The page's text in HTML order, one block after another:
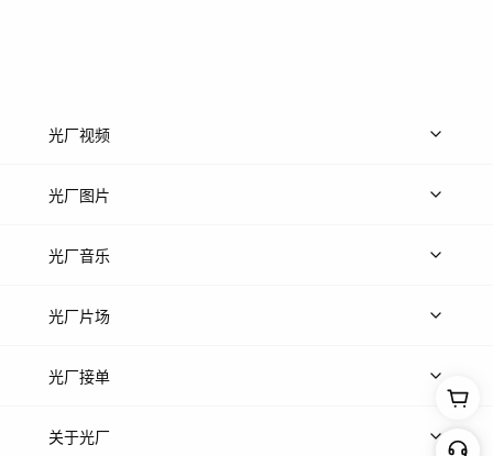
光厂视频
上传视频
光厂图片
上传图片
光厂音乐
热门音乐
光厂片场
上传案例
光厂接单
上架服务
关于光厂